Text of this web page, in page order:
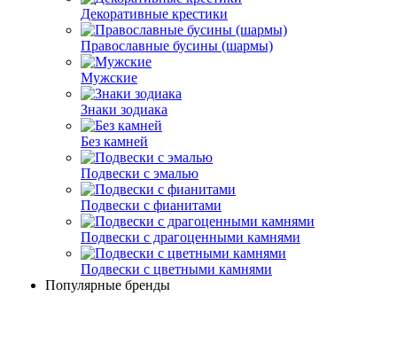
Декоративные крестики
Православные бусины (шармы)
Мужские
Знаки зодиака
Без камней
Подвески с эмалью
Подвески с фианитами
Подвески с драгоценными камнями
Подвески с цветными камнями
Популярные бренды